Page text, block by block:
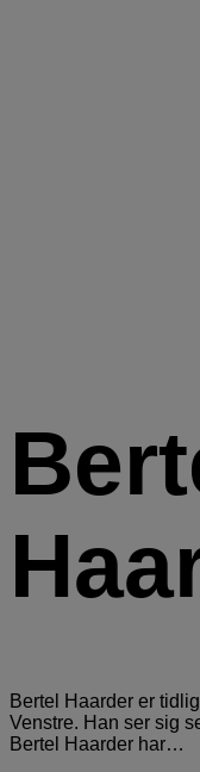
Bertel Haarder er
Venstre. Han ser sig
Bertel Haarder har…